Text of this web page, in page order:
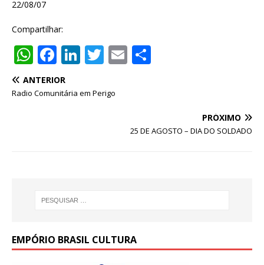
22/08/07
Compartilhar:
W
h
at
F
a
c
Li
k
T
it
E
ANTERIOR
Radio Comunitária em Perigo
PRÓXIMO
25 DE AGOSTO – DIA DO SOLDADO
EMPÓRIO BRASIL CULTURA